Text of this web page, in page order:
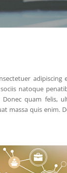
adipiscing
natoque
quam felis,
massa quis enim.